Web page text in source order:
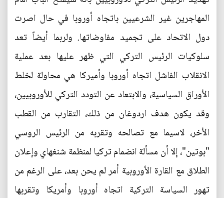
المهاجرين غير الشرعيين باتجاه أوروبا في حال اصرت
دول الاتحاد على تجميد مفاوضاتها. ولربما أيضاً تعد
سلوكيات الرئيس التركي التي ظهر عليها بعد عملية
الانقلاب الفاشل اتجاه أوروبا وأميركا هي محاولة لخلط
الأوراق السياسية، والابتعاد عن التودد التركي للأوروبيين،
وقد يكون هدف اردوغان من ذلك، التقارب من القطب
الأخر، لاسيما مع تصالحه وتقربه من الرئيس الروسي
"بوتين"، إلا أن مسألة انضمام تركيا لمنظمة شنغهاي وإعلان
الطلاق مع القارة الأوروبية أمر لم يحن بعد، على الرغم من
تهور السياسة التركية اتجاه أوروبا وأمريكا وتقربها